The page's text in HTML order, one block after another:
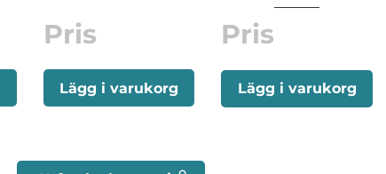
Pris
Lägg i varukorg
Pris
Lägg i varukorg